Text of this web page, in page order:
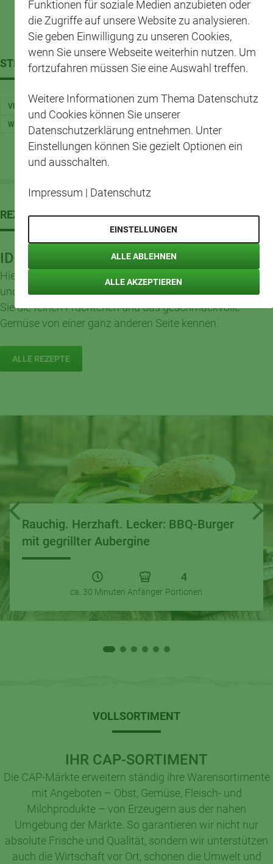
Nochmals abschmecken.
STICHWÖRTER
VEGETARISCH
WEIHNACHTEN GEMÜSE NÜSSE
REZEPTWELT
IDEEN ZUM NACHKOCHEN
Hier treffen frische Produkte der Saison auf neue Ideen
und ganz viel Geschmack: Mit unseren Rezepten lernen
Sie die feinen Früchtchen und das geschmackvolle
Gemüse von einer ganz anderen Seite kennen.
ALLE REZEPTE
Rauchig. Herzhaft. Lecker: BBQ-Burger
mit gegrillter Aubergine
ca. 30 Minuten Anfänger
4
Portionen
VOLLSORTIMENT
IHR CAP-SORTIMENT
Die CAP-Märkte erweitern ständig ihre Warensortimente
mit Angeboten – Obst, Gemüse, Fleisch- und
Milchprodukte – von Erzeugern aus der nahen
Umgebung der Märkte. So garantieren wir nicht nur
absolute Frische und Qualität, sondern wir unterstützen
auch die Wirtschaft vor Ort, schonen die Umwelt und
Funktionen für soziale Medien anzubieten oder
die Zugriffe auf unsere Website zu analysieren.
Sie geben Einwilligung zu unseren Cookies,
wenn Sie unsere Webseite weiterhin nutzen. Um
fortzufahren müssen Sie eine Auswahl treffen.
Weitere Informationen zum Thema Datenschutz
und Cookies können Sie unserer
Datenschutzerklärung entnehmen. Unter
Einstellungen können Sie gezielt Optionen ein
und ausschalten.
Impressum | Datenschutz
EINSTELLUNGEN
ALLE ABLEHNEN
ALLE AKZEPTIEREN